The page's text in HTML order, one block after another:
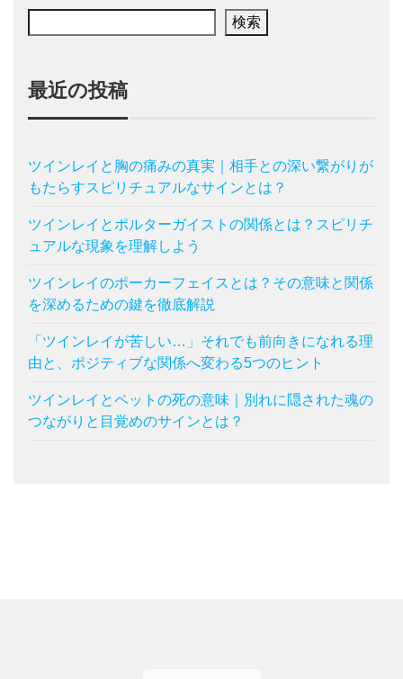
検索
最近の投稿
ツインレイと胸の痛みの真実｜相手との深い繋がりが
もたらすスピリチュアルなサインとは？
ツインレイとポルターガイストの関係とは？スピリチ
ュアルな現象を理解しよう
ツインレイのポーカーフェイスとは？その意味と関係
を深めるための鍵を徹底解説
「ツインレイが苦しい…」それでも前向きになれる理
由と、ポジティブな関係へ変わる5つのヒント
ツインレイとペットの死の意味｜別れに隠された魂の
つながりと目覚めのサインとは？